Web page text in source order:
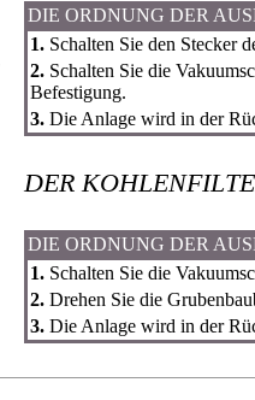
DIE ORDNUNG DER
1. Schalten Sie den Stecker
2. Schalten Sie die
Befestigung.
3. Die Anlage wird in der
DER
DIE ORDNUNG DER
1. Schalten Sie die
2. Drehen Sie die
3. Die Anlage wird in der